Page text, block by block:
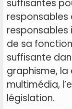
suffisantes
responsables
responsables
de sa
suffisante
graphisme,
multimédia,
législation.